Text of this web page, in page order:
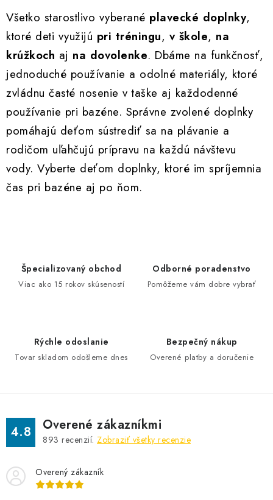
k
y
v
ý
p
i
s
u
Všetko starostlivo vyberané plavecké doplnky,
ktoré deti využijú pri tréningu, v škole, na
krúžkoch aj na dovolenke. Dbáme na funkčnosť,
jednoduché používanie a odolné materiály, ktoré
zvládnu časté nosenie v taške aj každodenné
používanie pri bazéne. Správne zvolené doplnky
pomáhajú deťom sústrediť sa na plávanie a
rodičom uľahčujú prípravu na každú návštevu
vody. Vyberte deťom doplnky, ktoré im spríjemnia
čas pri bazéne aj po ňom.
Špecializovaný obchod
Viac ako 15 rokov skúseností
Odborné poradenstvo
Pomôžeme vám dobre vybrať
Rýchle odoslanie
Tovar skladom odošleme dnes
Bezpečný nákup
Overené platby a doručenie
4.8 Overené zákazníkmi
893 recenzií. Zobraziť všetky recenzie
Overený zákazník